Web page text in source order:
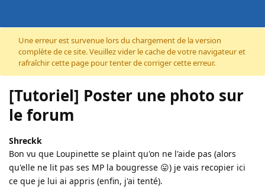
Accéder au contenu
Une erreur est survenue lors du chargement de la version
complète de ce site. Veuillez vider le cache de votre navigateur et
rafraîchir cette page pour tenter de corriger cette erreur.
[Tutoriel] Poster une photo sur
le forum
Shreckk
Bon vu que Loupinette se plaint qu'on ne l'aide pas (alors
qu'elle ne lit pas ses MP la bougresse 😛) je vais recopier ici
ce que je lui ai appris (enfin, j'ai tenté).